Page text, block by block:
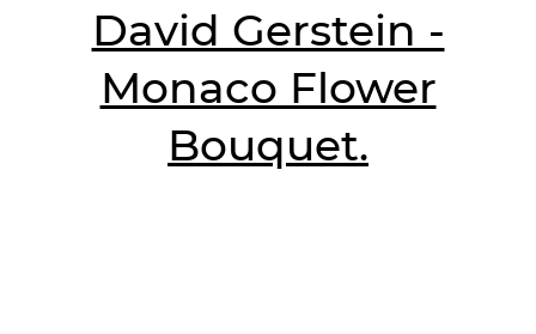
David Gerstein -
Monaco Flower
Bouquet.